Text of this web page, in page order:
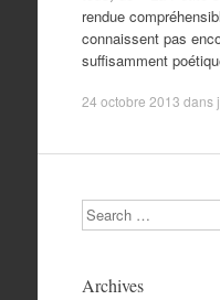
rendue
connaissent pas
suffisamment
24 octobre 2013 dans
Search
Archives